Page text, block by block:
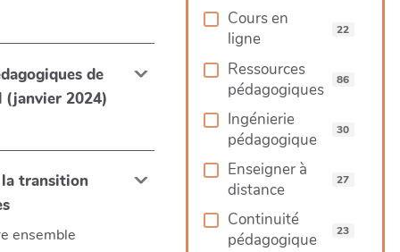
Cours en
ligne
22
Ressources
pédagogiques
86
Ingénierie
pédagogique
30
Enseigner à
distance
27
Continuité
pédagogique
23
de
(janvier 2024)
transition
ensemble